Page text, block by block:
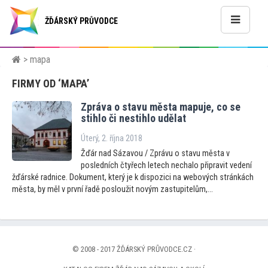
ŽĎÁRSKÝ PRŮVODCE
> mapa
FIRMY OD ‘MAPA’
Zpráva o stavu města mapuje, co se
stihlo či nestihlo udělat
Úterý, 2. října 2018
Žďár nad Sázavou / Zprávu o stavu města v
posledních čtyřech letech nechalo připravit vedení
žďárské radnice. Dokument, který je k dispozici na webových stránkách
města, by měl v první řadě posloužit novým zastupitelům,...
© 2008 - 2017 ŽĎÁRSKÝ PRŮVODCE.CZ ·